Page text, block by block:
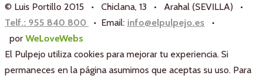
© Luis Portillo 2015 • Chiclana, 13 • Arahal (SEVILLA) •
Telf.: 955 840 800
• Email: info@elpulpejo.es
•
por WeLoveWebs
El Pulpejo utiliza cookies para mejorar tu experiencia. Si
permaneces en la página asumimos que aceptas su uso. Para